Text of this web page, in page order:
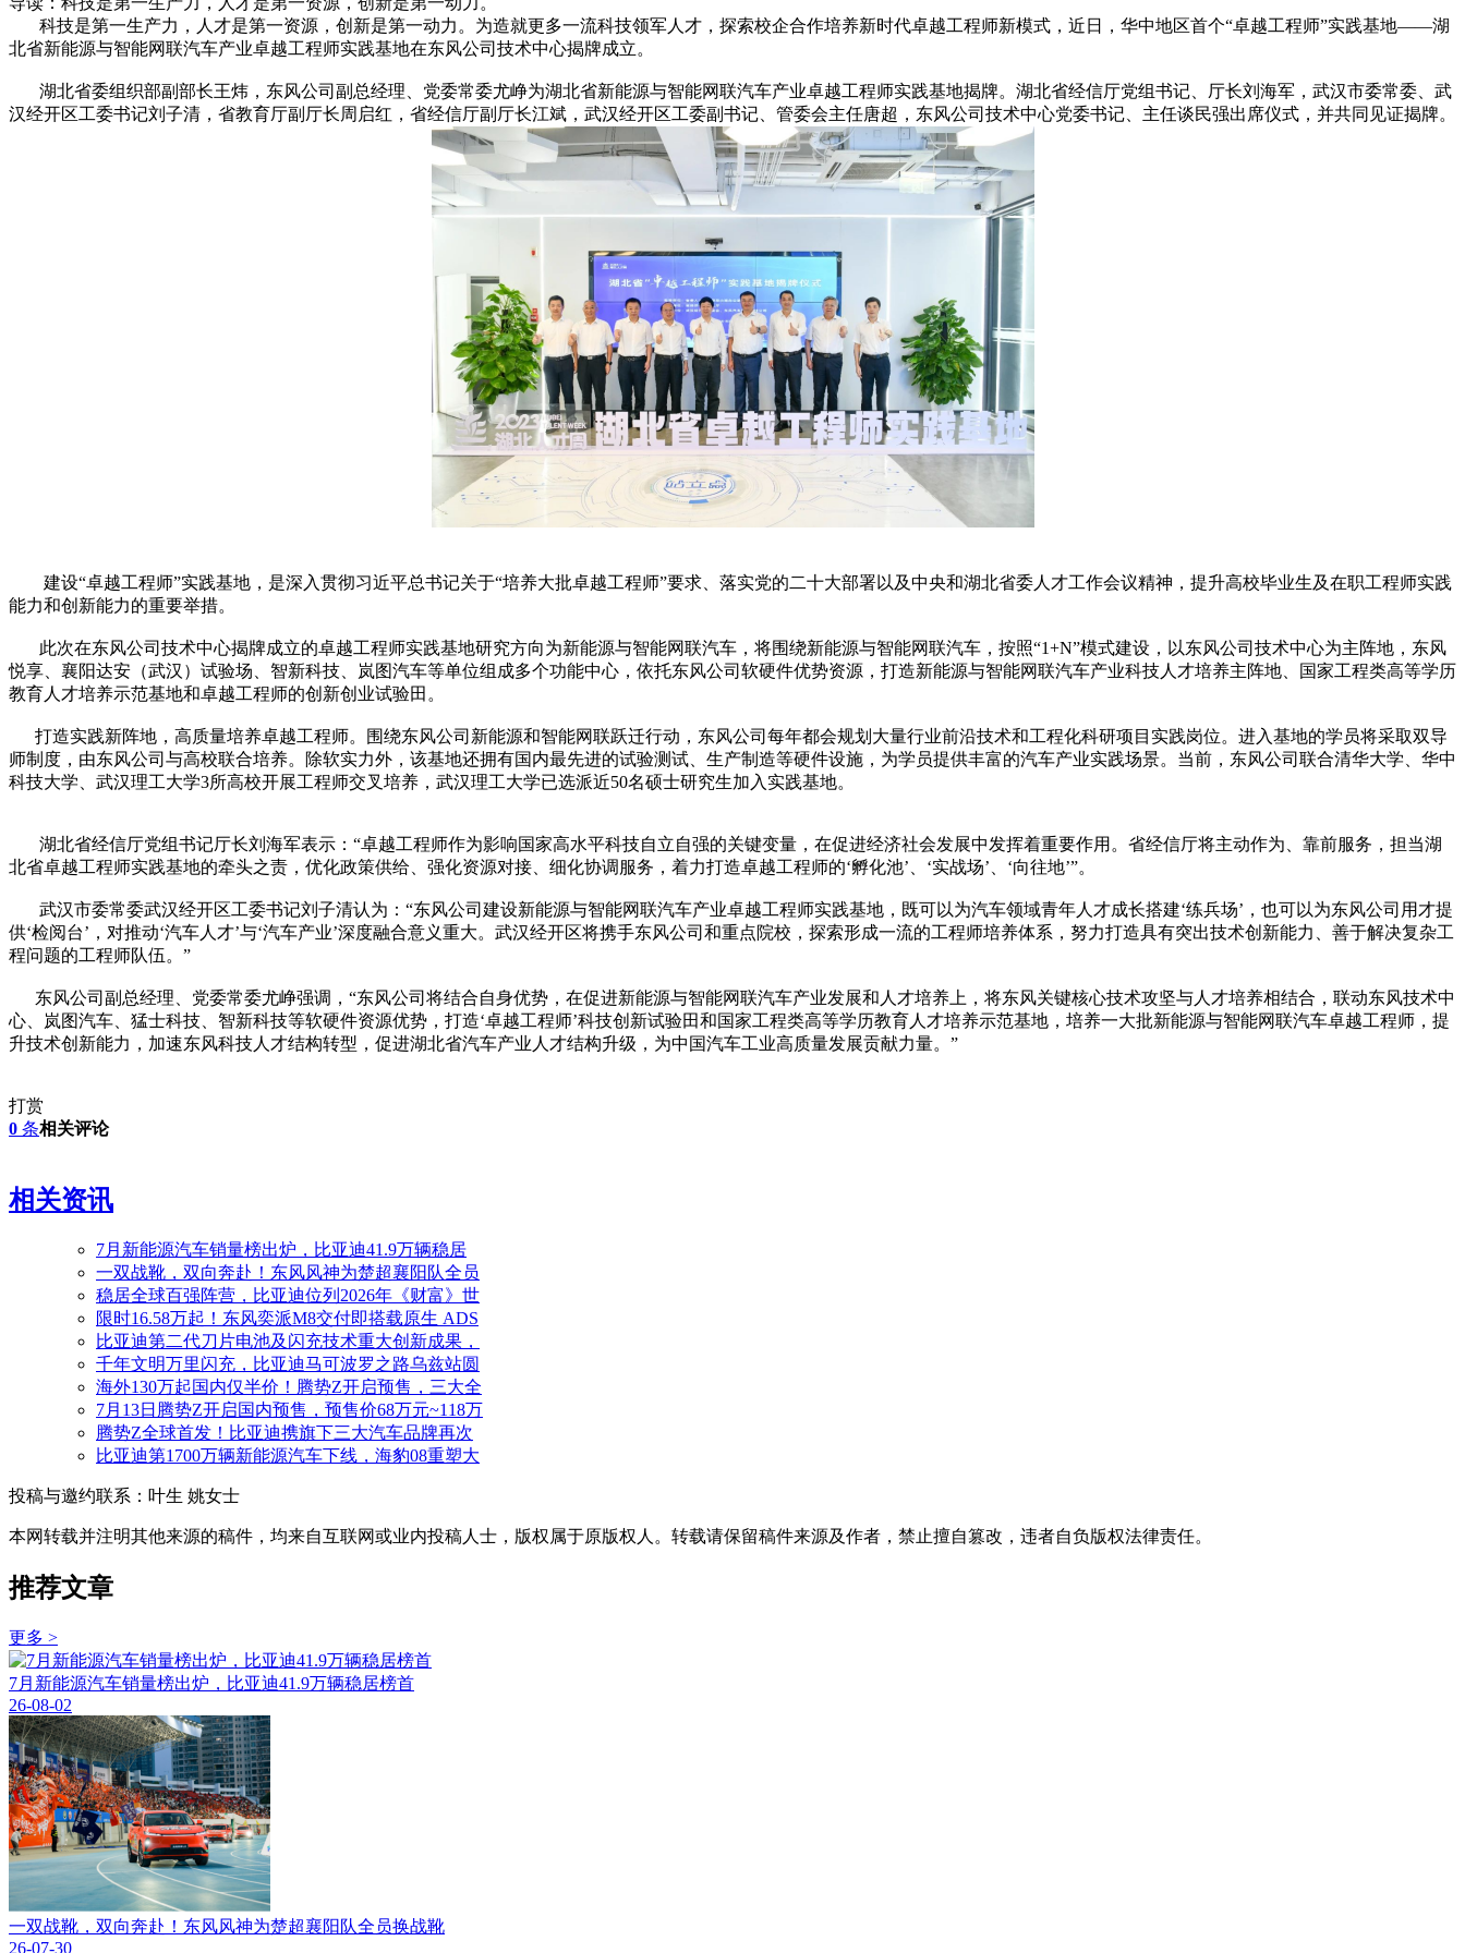
科技是第一生产力，人才是第一资源，创新是第一动力。为造就更多一流科技领军人才，探索校企合作培养新时代卓越工程师新模式，近日，华中地区首个“卓越工程师”实践基地——湖
北省新能源与智能网联汽车产业卓越工程师实践基地在东风公司技术中心揭牌成立。
湖北省委组织部副部长王炜，东风公司副总经理、党委常委尤峥为湖北省新能源与智能网联汽车产业卓越工程师实践基地揭牌。湖北省经信厅党组书记、厅长刘海军，武汉市委常委、武
汉经开区工委书记刘子清，省教育厅副厅长周启红，省经信厅副厅长江斌，武汉经开区工委副书记、管委会主任唐超，东风公司技术中心党委书记、主任谈民强出席仪式，并共同见证揭牌。
建设“卓越工程师”实践基地，是深入贯彻习近平总书记关于“培养大批卓越工程师”要求、落实党的二十大部署以及中央和湖北省委人才工作会议精神，提升高校毕业生及在职工程师实践
能力和创新能力的重要举措。
此次在东风公司技术中心揭牌成立的卓越工程师实践基地研究方向为新能源与智能网联汽车，将围绕新能源与智能网联汽车，按照“1+N”模式建设，以东风公司技术中心为主阵地，东风
悦享、襄阳达安（武汉）试验场、智新科技、岚图汽车等单位组成多个功能中心，依托东风公司软硬件优势资源，打造新能源与智能网联汽车产业科技人才培养主阵地、国家工程类高等学历
教育人才培养示范基地和卓越工程师的创新创业试验田。
打造实践新阵地，高质量培养卓越工程师。围绕东风公司新能源和智能网联跃迁行动，东风公司每年都会规划大量行业前沿技术和工程化科研项目实践岗位。进入基地的学员将采取双导
师制度，由东风公司与高校联合培养。除软实力外，该基地还拥有国内最先进的试验测试、生产制造等硬件设施，为学员提供丰富的汽车产业实践场景。当前，东风公司联合清华大学、华中
科技大学、武汉理工大学3所高校开展工程师交叉培养，武汉理工大学已选派近50名硕士研究生加入实践基地。
湖北省经信厅党组书记厅长刘海军表示：“卓越工程师作为影响国家高水平科技自立自强的关键变量，在促进经济社会发展中发挥着重要作用。省经信厅将主动作为、靠前服务，担当湖
北省卓越工程师实践基地的牵头之责，优化政策供给、强化资源对接、细化协调服务，着力打造卓越工程师的‘孵化池’、‘实战场’、‘向往地’”。
武汉市委常委武汉经开区工委书记刘子清认为：“东风公司建设新能源与智能网联汽车产业卓越工程师实践基地，既可以为汽车领域青年人才成长搭建‘练兵场’，也可以为东风公司用才提
供‘检阅台’，对推动‘汽车人才’与‘汽车产业’深度融合意义重大。武汉经开区将携手东风公司和重点院校，探索形成一流的工程师培养体系，努力打造具有突出技术创新能力、善于解决复杂工
程问题的工程师队伍。”
东风公司副总经理、党委常委尤峥强调，“东风公司将结合自身优势，在促进新能源与智能网联汽车产业发展和人才培养上，将东风关键核心技术攻坚与人才培养相结合，联动东风技术中
心、岚图汽车、猛士科技、智新科技等软硬件资源优势，打造‘卓越工程师’科技创新试验田和国家工程类高等学历教育人才培养示范基地，培养一大批新能源与智能网联汽车卓越工程师，提
升技术创新能力，加速东风科技人才结构转型，促进湖北省汽车产业人才结构升级，为中国汽车工业高质量发展贡献力量。”
打赏
0 条相关评论
相关资讯
7月新能源汽车销量榜出炉，比亚迪41.9万辆稳居
一双战靴，双向奔赴！东风风神为楚超襄阳队全员
稳居全球百强阵营，比亚迪位列2026年《财富》世
限时16.58万起！东风奕派M8交付即搭载原生 ADS
比亚迪第二代刀片电池及闪充技术重大创新成果，
千年文明万里闪充，比亚迪马可波罗之路乌兹站圆
海外130万起国内仅半价！腾势Z开启预售，三大全
7月13日腾势Z开启国内预售，预售价68万元~118万
腾势Z全球首发！比亚迪携旗下三大汽车品牌再次
比亚迪第1700万辆新能源汽车下线，海豹08重塑大
投稿与邀约联系：叶生 姚女士
本网转载并注明其他来源的稿件，均来自互联网或业内投稿人士，版权属于原版权人。转载请保留稿件来源及作者，禁止擅自篡改，违者自负版权法律责任。
推荐文章
更多 >
7月新能源汽车销量榜出炉，比亚迪41.9万辆稳居榜首
26-08-02
一双战靴，双向奔赴！东风风神为楚超襄阳队全员换战靴
26-07-30